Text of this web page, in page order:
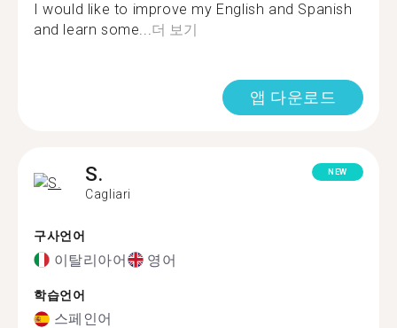
I would like to improve my English and Spanish
and learn some...더 보기
앱 다운로드
S.
Cagliari
NEW
구사언어
이탈리아어 영어
학습언어
스페인어